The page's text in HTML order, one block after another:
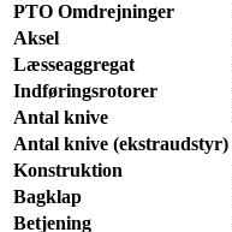
PTO Omdrejninger
Aksel
Læsseaggregat
Indføringsrotorer
Antal knive
Antal knive (ekstraudstyr)
Konstruktion
Bagklap
Betjening